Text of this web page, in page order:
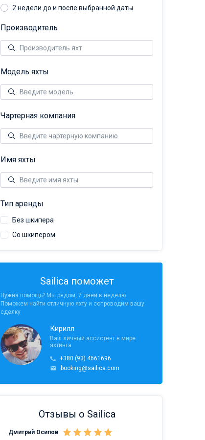
2 недели до и после выбранной даты
Производитель
Модель яхты
Чартерная компания
Имя яхты
Тип аренды
Без шкипера
Со шкипером
Sailica поможет
Нужна помощь? Мы рядом, 7 дней в неделю.
Поможем найти отличную яхту и сопроводим вашу
сделку
Кирилл
Ваш личный ассистент в мире
яхтинга
+380 (93) 4661696
booking@sailica.com
Отзывы о Sailica
Дмитрий Осипов